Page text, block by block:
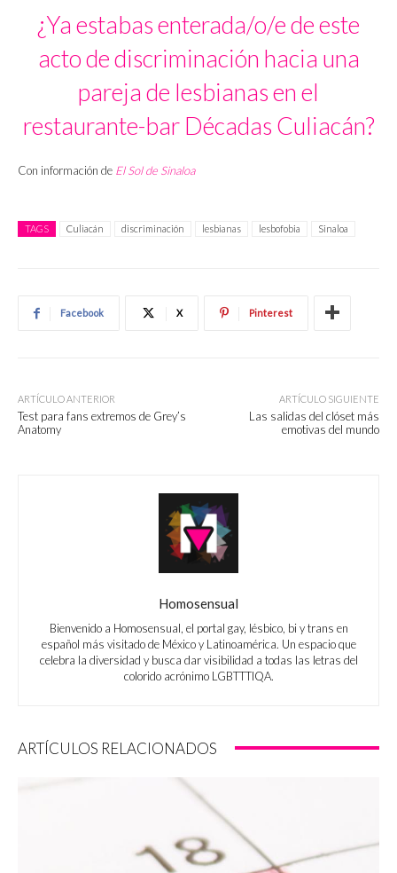
¿Ya estabas enterada/o/e de este
acto de discriminación hacia una
pareja de lesbianas en el
restaurante-bar Décadas Culiacán?
Con información de El Sol de Sinaloa
TAGS Culiacán discriminación lesbianas lesbofobia Sinaloa
Facebook X Pinterest
ARTÍCULO ANTERIOR
Test para fans extremos de Grey’s
Anatomy
ARTÍCULO SIGUIENTE
Las salidas del clóset más
emotivas del mundo
Homosensual
Bienvenido a Homosensual, el portal gay, lésbico, bi y trans en
español más visitado de México y Latinoamérica. Un espacio que
celebra la diversidad y busca dar visibilidad a todas las letras del
colorido acrónimo LGBTTTIQA.
ARTÍCULOS RELACIONADOS